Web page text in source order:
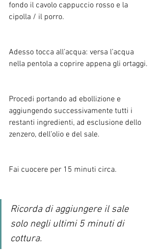
fondo il cavolo cappuccio rosso e la
cipolla / il porro.
Adesso tocca all’acqua: versa l’acqua
nella pentola a coprire appena gli ortaggi.
Procedi portando ad ebollizione e
aggiungendo successivamente tutti i
restanti ingredienti, ad esclusione dello
zenzero, dell’olio e del sale.
Fai cuocere per 15 minuti circa.
Ricorda di aggiungere il sale
solo negli ultimi 5 minuti di
cottura.